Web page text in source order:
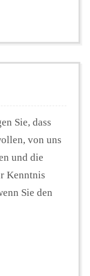
Sie, dass
von uns
und die
Kenntnis
Sie den